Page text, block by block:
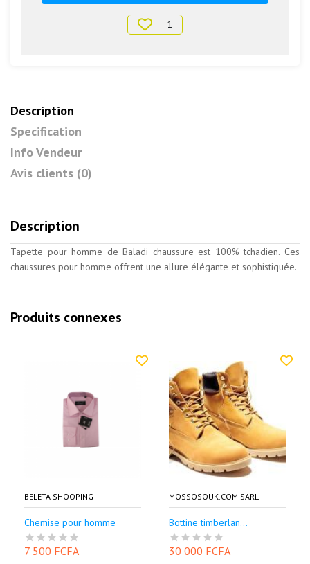
1
Description
Specification
Info Vendeur
Avis clients (0)
Description
Tapette pour homme de Baladi chaussure est 100% tchadien. Ces
chaussures pour homme offrent une allure élégante et sophistiquée.
Produits connexes
BÉLÉTA SHOOPING
Chemise pour homme
7 500 FCFA
MOSSOSOUK.COM SARL
Bottine timberlan...
30 000 FCFA